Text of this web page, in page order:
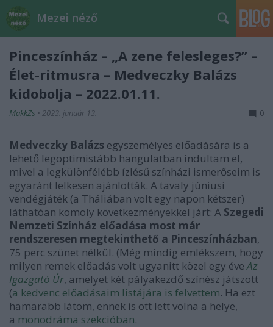
Mezei néző
Pinceszínház – „A zene felesleges?” –
Élet-ritmusra – Medveczky Balázs
kidobolja – 2022.01.11.
MakkZs • 2023. január 13. 0
Medveczky Balázs egyszemélyes előadására is a
lehető legoptimistább hangulatban indultam el,
mivel a legkülönfélébb ízlésű színházi ismerőseim is
egyaránt lelkesen ajánlották. A tavaly júniusi
vendégjáték (a Tháliában volt egy napon kétszer)
láthatóan komoly következményekkel járt: A Szegedi
Nemzeti Színház előadása most már
rendszeresen megtekinthető a Pinceszínházban,
75 perc szünet nélkül. (Még mindig emlékszem, hogy
milyen remek előadás volt ugyanitt közel egy éveAz
Igazgató Úr, amelyet két pályakezdő színész játszott
(a kedvenc előadásaim listájára is felvettem. Ha ezt
hamarabb látom, ennek is ott lett volna a helye,
a monodráma szekcióban.